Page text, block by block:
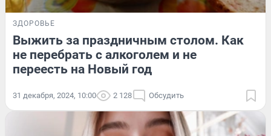
ЗДОРОВЬЕ
Выжить за праздничным столом. Как
не перебрать с алкоголем и не
переесть на Новый год
31 декабря, 2024, 10:00 2 128 Обсудить